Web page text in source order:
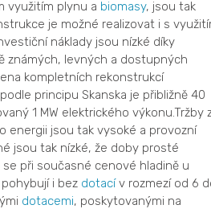
využitím plynu a biomasy, jsou tak
je možné realizovat i s
náklady jsou nízké díky
známých, levných a dostupných
kompletních rekonstrukcí
principu Skanska je přibližně 40
1 MW elektrického výkonu.Tržby
energii jsou tak vysoké a provozní
jsou tak nízké, že doby prosté
při současné cenové hladině u
i bez dotacív rozmezí od 6
dotacemi, poskytovanými na